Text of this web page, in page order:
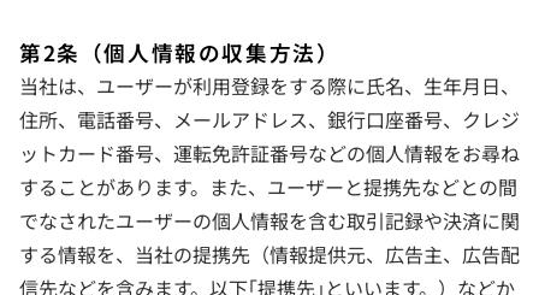
第2条（個人情報の収集方法）
当社は、ユーザーが利用登録をする際に氏名、生年月日、
住所、電話番号、メールアドレス、銀行口座番号、クレジ
ットカード番号、運転免許証番号などの個人情報をお尋ね
することがあります。また、ユーザーと提携先などとの間
でなされたユーザーの個人情報を含む取引記録や決済に関
する情報を、 当社の提携先（情報提供元、広告主、広告配
信先などを含みます。以下｢提携先｣といいます。）などか